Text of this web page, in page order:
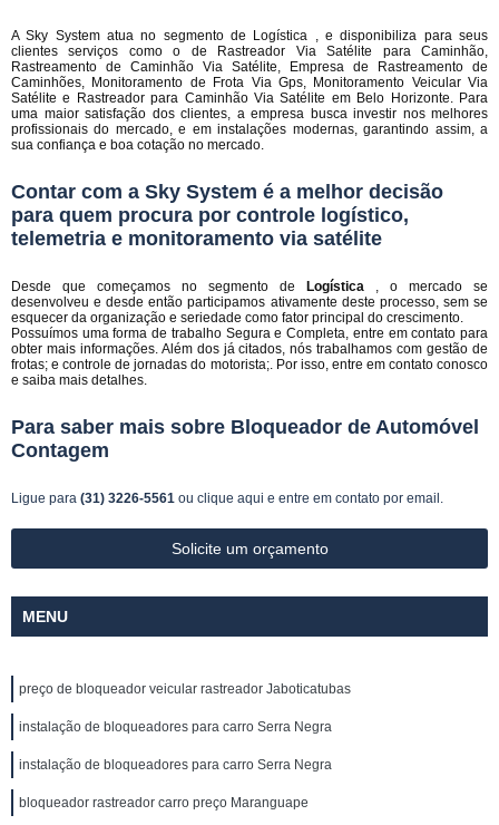
A Sky System atua no segmento de Logística , e disponibiliza para seus
clientes serviços como o de Rastreador Via Satélite para Caminhão,
Rastreamento de Caminhão Via Satélite, Empresa de Rastreamento de
Caminhões, Monitoramento de Frota Via Gps, Monitoramento Veicular Via
Satélite e Rastreador para Caminhão Via Satélite em Belo Horizonte. Para
uma maior satisfação dos clientes, a empresa busca investir nos melhores
profissionais do mercado, e em instalações modernas, garantindo assim, a
sua confiança e boa cotação no mercado.
Contar com a Sky System é a melhor decisão
para quem procura por controle logístico,
telemetria e monitoramento via satélite
Desde que começamos no segmento de Logística , o mercado se
desenvolveu e desde então participamos ativamente deste processo, sem se
esquecer da organização e seriedade como fator principal do crescimento.
Possuímos uma forma de trabalho Segura e Completa, entre em contato para
obter mais informações. Além dos já citados, nós trabalhamos com gestão de
frotas; e controle de jornadas do motorista;. Por isso, entre em contato conosco
e saiba mais detalhes.
Para saber mais sobre Bloqueador de Automóvel
Contagem
Ligue para (31) 3226-5561 ou clique aqui e entre em contato por email.
Solicite um orçamento
MENU
preço de bloqueador veicular rastreador Jaboticatubas
instalação de bloqueadores para carro Serra Negra
instalação de bloqueadores para carro Serra Negra
bloqueador rastreador carro preço Maranguape